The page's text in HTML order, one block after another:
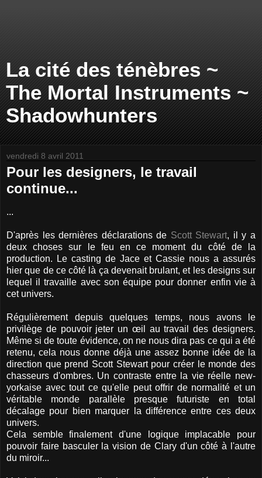
La cité des ténèbres ~
The Mortal Instruments ~
Shadowhunters
vendredi 8 avril 2011
Pour les designers, le travail
continue...
...
D'après les dernières déclarations de Scott Stewart, il y a
deux choses sur le feu en ce moment du côté de la
production. Le casting de Jace et Cassie nous a assurés
hier que de ce côté là ça devenait brulant, et les designs sur
lequel il travaille avec son équipe pour donner enfin vie à
cet univers.
Régulièrement depuis quelques temps, nous avons le
privilège de pouvoir jeter un œil au travail des designers.
Même si de toute évidence, on ne nous dira pas ce qui a été
retenu, cela nous donne déjà une assez bonne idée de la
direction que prend Scott Stewart pour créer le monde des
chasseurs d'ombres. Un contraste entre la vie réelle new-
yorkaise avec tout ce qu'elle peut offrir de normalité et un
véritable monde parallèle presque futuriste en total
décalage pour bien marquer la différence entre ces deux
univers.
Cela semble finalement d'une logique implacable pour
pouvoir faire basculer la vision de Clary d'un côté à l'autre
du miroir...